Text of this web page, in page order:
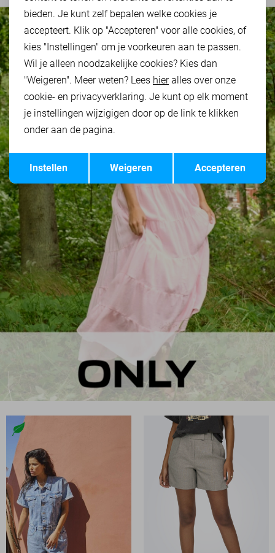
Terug Opslaan
bieden. Je kunt zelf bepalen welke cookies je
accepteert. Klik op "Accepteren" voor alle cookies, of
kies "Instellingen" om je voorkeuren aan te passen.
Wil je alleen noodzakelijke cookies? Kies dan
"Weigeren". Meer weten? Lees hieralles over onze
cookie- en privacyverklaring. Je kunt op elk moment
je instellingen wijzigigen door op de link te klikken
onder aan de pagina.
Accepteren
Weigeren
Instellen